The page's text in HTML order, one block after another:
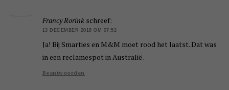
Francy Rorink schreef:
13 DECEMBER 2018 OM 07:52
Ja! Bij Smarties en M&M moet rood het laatst. Dat was
in een reclamespot in Australië .
Beantwoorden